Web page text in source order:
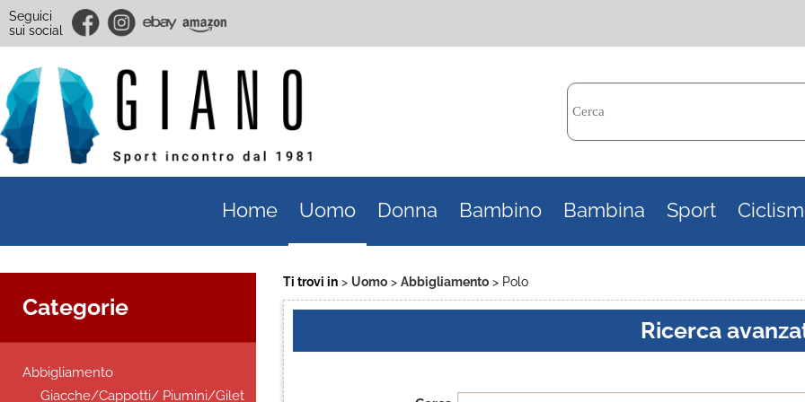
Seguici
sui social
il
Home Uomo Donna Bambino Bambina Sport
Categorie
Abbigliamento
Giacche/Cappotti/ Piumini/Gilet
Ti trovi in Uomo Abbigliamento Polo
Ricerca